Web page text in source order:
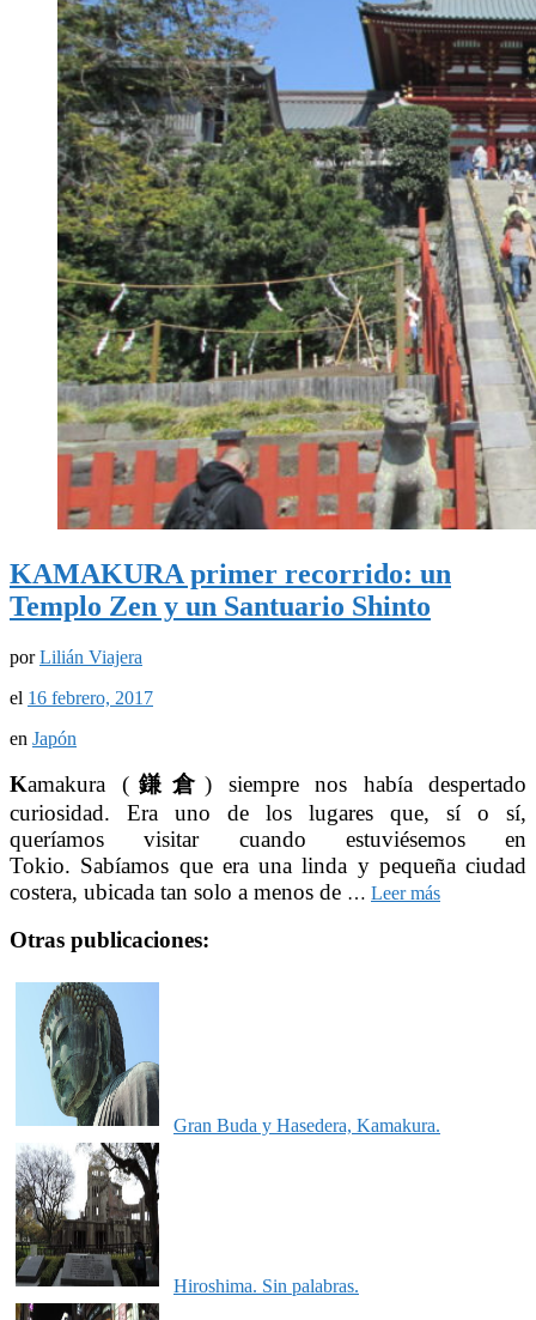
KAMAKURA primer recorrido: un
Templo Zen y un Santuario Shinto
porLilián Viajera
el 16 febrero, 2017
en Japón
Kamakura (鎌倉 ) siempre nos había despertado
curiosidad. Era uno de los lugares que, sí o sí,
queríamos visitar cuando estuviésemos en
Tokio. Sabíamos que era una linda y pequeña ciudad
costera, ubicada tan solo a menos de … Leer más
Otras publicaciones:
Gran Buda y Hasedera, Kamakura.
Hiroshima. Sin palabras.